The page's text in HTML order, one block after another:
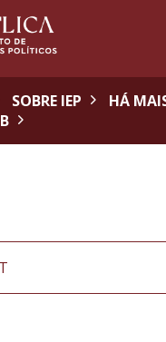
SOBRE IEP
HÁ